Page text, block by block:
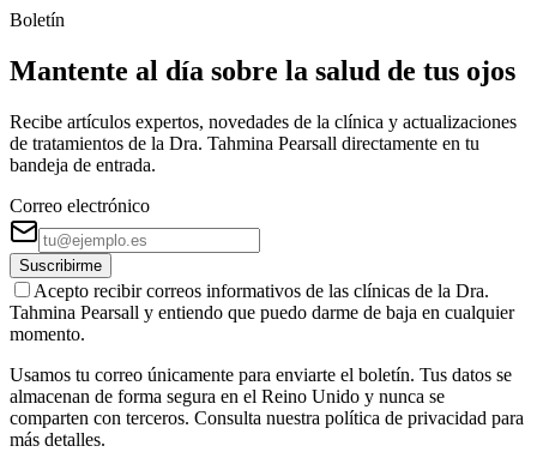
Boletín
Mantente al día sobre la salud de tus ojos
Recibe artículos expertos, novedades de la clínica y actualizaciones
de tratamientos de la Dra. Tahmina Pearsall directamente en tu
bandeja de entrada.
Correo electrónico
Suscribirme
Acepto recibir correos informativos de las clínicas de la Dra.
Tahmina Pearsall y entiendo que puedo darme de baja en cualquier
momento.
Usamos tu correo únicamente para enviarte el boletín. Tus datos se
almacenan de forma segura en el Reino Unido y nunca se
comparten con terceros. Consulta nuestra política de privacidad para
más detalles.